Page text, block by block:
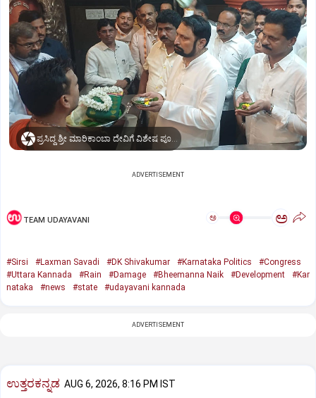
ಪ್ರಸಿದ್ಧ ಶ್ರೀ ಮಾರಿಕಾಂಬಾ ದೇವಿಗೆ ವಿಶೇಷ ಪೂಜೆ ಸಲ್ಲಿಸಿದ ಶಾಸಕ ಲಕ್ಷ್ಮಣ ಸವದಿ
ADVERTISEMENT
TEAM UDAYAVANI ಅ ಅ
#Sirsi #Laxman Savadi #DK Shivakumar #Karnataka Politics
#Congress
#Uttara Kannada
#Rain #Damage #Bheemanna Naik #Development
#Kar
nataka
#news #state #udayavani kannada
ADVERTISEMENT
ಉತ್ತರಕನ್ನಡ AUG 6, 2026, 8:16 PM IST